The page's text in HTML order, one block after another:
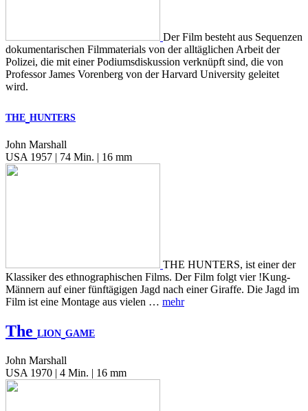
Der Film besteht aus Sequenzen
dokumentarischen Filmmaterials von der alltäglichen Arbeit der
Polizei, die mit einer Podiumsdiskussion verknüpft sind, die von
Professor James Vorenberg von der Harvard University geleitet
wird.
THE HUNTERS
John Marshall
USA 1957 | 74 Min. | 16 mm
THE HUNTERS, ist einer der
Klassiker des ethnographischen Films. Der Film folgt vier !Kung-
Männern auf einer fünftägigen Jagd nach einer Giraffe. Die Jagd im
Film ist eine Montage aus vielen … mehr
The LION GAME
John Marshall
USA 1970 | 4 Min. | 16 mm